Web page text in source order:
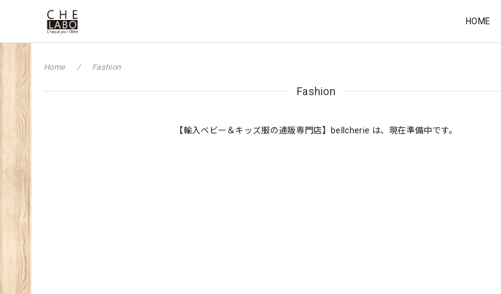
HOME
Home Fashion
Fashion
【輸入ベビー＆キッズ服の通販専門店】bellcherie は、現在準備中です。